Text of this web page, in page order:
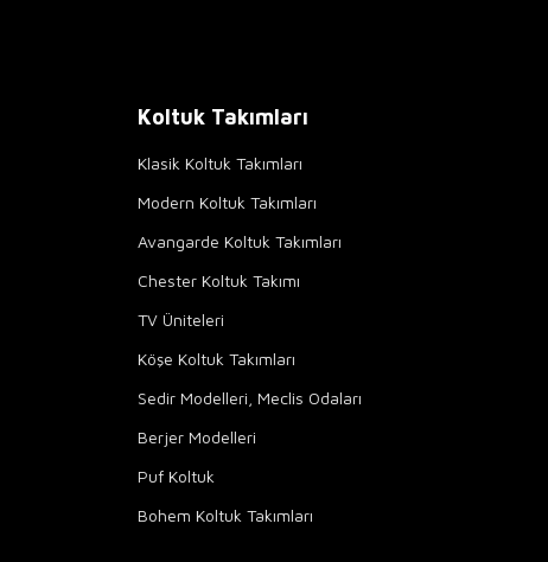
Koltuk Takımları
Klasik Koltuk Takımları
Modern Koltuk Takımları
Avangarde Koltuk Takımları
Chester Koltuk Takımı
TV Üniteleri
Köşe Koltuk Takımları
Sedir Modelleri, Meclis Odaları
Berjer Modelleri
Puf Koltuk
Bohem Koltuk Takımları